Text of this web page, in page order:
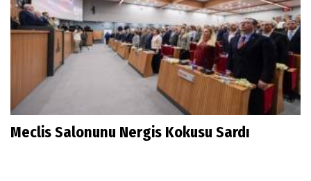
Meclis Salonunu Nergis Kokusu Sardı